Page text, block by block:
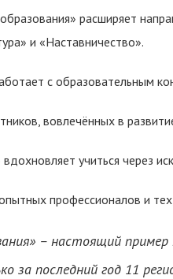
расширяет
и «Наставничество».
с образовательным
вовлечённых в
учиться через
профессионалов и тех,
– настоящий
за последний год 11